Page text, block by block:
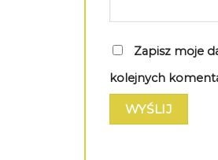
Zapisz moje
kolejnych